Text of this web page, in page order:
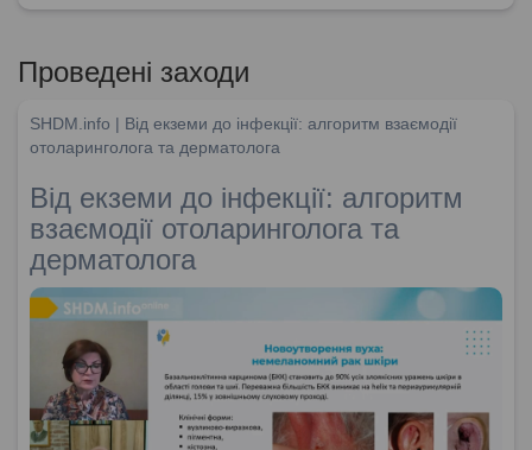
Проведені заходи
SHDM.info | Від екземи до інфекції: алгоритм взаємодії
отоларинголога та дерматолога
Від екземи до інфекції: алгоритм
взаємодії отоларинголога та
дерматолога